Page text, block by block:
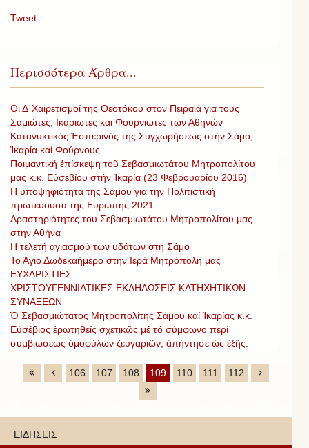
Tweet
Περισσότερα Άρθρα...
Οι Δ΄Χαιρετισμοί της Θεοτόκου στον Πειραιά για τους
Σαμιώτες, Ικαριωτες και Φουρνιωτες των Αθηνών
Κατανυκτικός Ἑσπερινός της Συγχωρήσεως στήν Σάμο,
Ἰκαρία καί Φούρνους
Ποιμαντική ἐπίσκεψη τοῦ Σεβασμιωτάτου Μητροπολίτου
μας κ.κ. Εὐσεβίου στήν Ἰκαρία (23 Φεβρουαρίου 2016)
Η υποψηφιότητα της Σάμου για την Πολιτιστική
πρωτεύουσα της Ευρώπης 2021
Δραστηριότητες του Σεβασμιωτάτου Μητροπολίτου μας
στην Αθήνα
Η τελετή αγιασμού των υδάτων στη Σάμο
Το Άγιο Δωδεκαήμερο στην Ιερά Μητρόπολη μας
ΕΥΧΑΡΙΣΤΙΕΣ
ΧΡΙΣΤΟΥΓΕΝΝΙΑΤΙΚΕΣ ΕΚΔΗΛΩΣΕΙΣ ΚΑΤΗΧΗΤΙΚΩΝ
ΣΥΝΑΞΕΩΝ
Ὁ Σεβασμιώτατος Μητροπολίτης Σάμου καί Ἰκαρίας κ.κ.
Εὐσέβιος ἐρωτηθείς σχετικῶς μέ τό σύμφωνο περί
συμβιώσεως ὁμοφύλων ζευγαριῶν, ἀπήντησε ὡς ἐξῆς:
106 107 108 109 110 111 112
ΕΙΔΗΣΕΙΣ